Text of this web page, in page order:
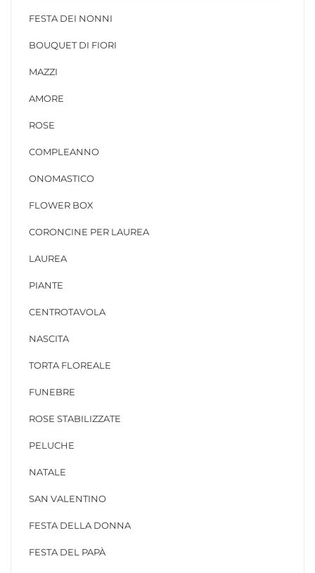
FESTA DEI NONNI
BOUQUET DI FIORI
MAZZI
AMORE
ROSE
COMPLEANNO
ONOMASTICO
FLOWER BOX
CORONCINE PER LAUREA
LAUREA
PIANTE
CENTROTAVOLA
NASCITA
TORTA FLOREALE
FUNEBRE
ROSE STABILIZZATE
PELUCHE
NATALE
SAN VALENTINO
FESTA DELLA DONNA
FESTA DEL PAPÀ